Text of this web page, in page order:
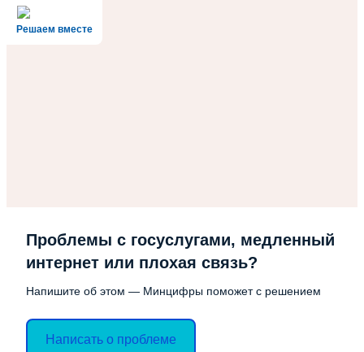
Решаем вместе
Проблемы с госуслугами, медленный
интернет или плохая связь?
Напишите об этом — Минцифры поможет с решением
Написать о проблеме